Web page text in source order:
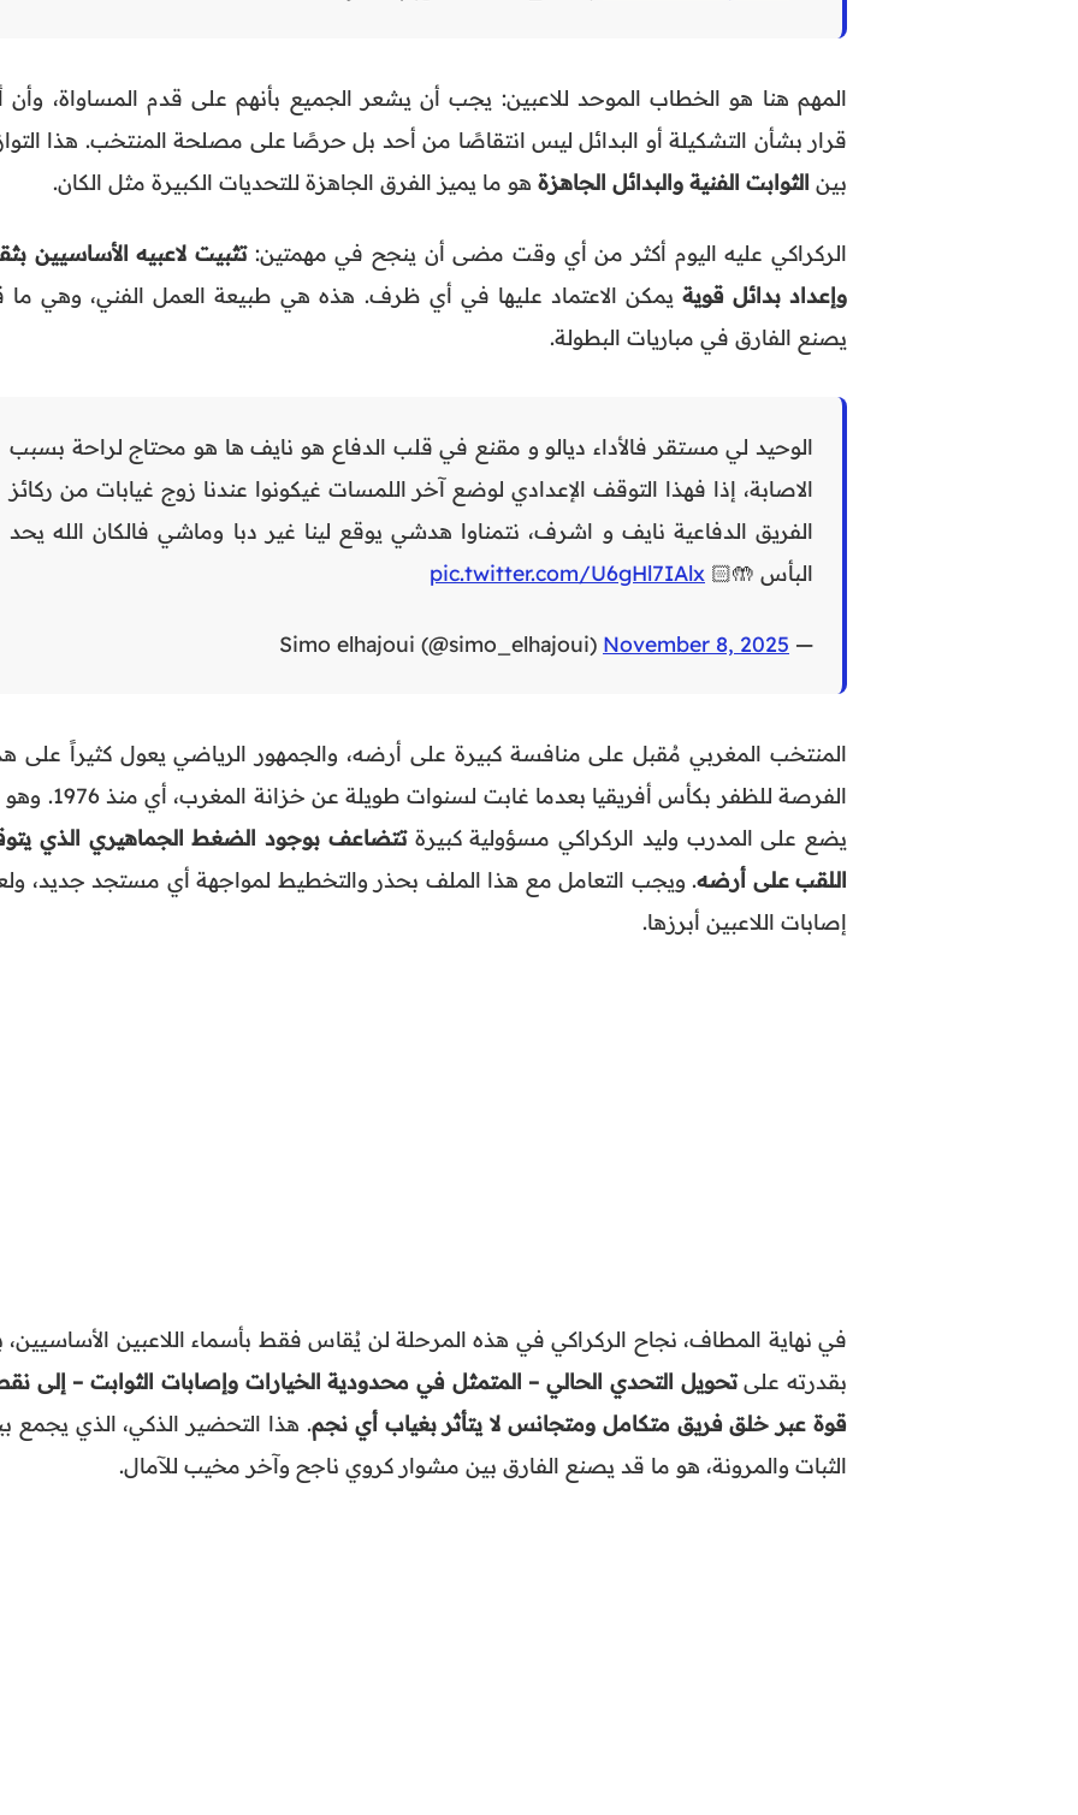
المهم هنا هو الخطاب الموحد للاعبين: يجب أن يشعر الجميع بأنهم على قدم المساواة، وأن
قرار بشأن التشكيلة أو البدائل ليس انتقاصًا من أحد بل حرصًا على مصلحة المنتخب. هذا
بين الثوابت الفنية والبدائل الجاهزة هو ما يميز الفرق الجاهزة للتحديات الكبيرة مثل الكان.
الركراكي عليه اليوم أكثر من أي وقت مضى أن ينجح في مهمتين:تثبيت لاعبيه الأساسيين
وإعداد بدائل قوية يمكن الاعتماد عليها في أي ظرف. هذه هي طبيعة العمل الفني، وهي ما
يصنع الفارق في مباريات البطولة.
الوحيد لي مستقر فالأداء ديالو و مقنع في قلب الدفاع هو نايف ها هو محتاج لراحة بسبب
الاصابة، إذا فهذا التوقف الإعدادي لوضع آخر اللمسات غيكونوا عندنا زوج غيابات من ركائز
الفريق الدفاعية نايف و اشرف، نتمناوا هدشي يوقع لينا غير دبا وماشي فالكان الله يحد
البأس 🤲🏻 pic.twitter.com/U6gHl7IAlx
— Simo elhajoui (@simo_elhajoui)
November 8, 2025
المنتخب المغربي مُقبل على منافسة كبيرة على أرضه، والجمهور الرياضي يعول كثيراً على
الفرصة للظفر بكأس أفريقيا بعدما غابت لسنوات طويلة عن
يضع على المدرب وليد الركراكي مسؤولية كبيرةتتضاعف بوجود الضغط الجماهيري الذي
اللقب على أرضه. ويجب التعامل مع هذا الملف بحذر والتخطيط لمواجهة أي مستجد جديد،
إصابات اللاعبين أبرزها.
في نهاية المطاف، نجاح الركراكي في هذه المرحلة لن يُقاس فقط بأسماء اللاعبين الأساسيين،
بقدرته علىتحويل التحدي الحالي – المتمثل في محدودية الخيارات وإصابات الثوابت – إلى
قوة عبر خلق فريق متكامل ومتجانس لا يتأثر بغياب أي نجم. هذا التحضير الذكي، الذي يجمع
الثبات والمرونة، هو ما قد يصنع الفارق بين مشوار كروي ناجح وآخر مخيب للآمال.